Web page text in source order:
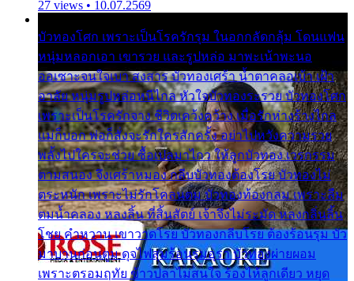
27 views • 10.07.2569
บัวทองโศก เพราะเป็นโรครักรุม ในอกกลัดกลุ้ม โดนแฟน
หนุ่มหลอกเอา เขารวย และรูปหล่อ มาพะเน้าพะนอ
ออเซาะจนใจเบา สงสาร บัวทองเศร้า น้ำตาคลอเบ้า เฝ้า
อาลัย หนุ่มรูปหล่อหนีไกล หัวใจบัวทองระรวย บัวทองโศก
เพราะเป็นโรครักจาง ชีวิตเคว้งคว้าง เมื่อรักห่างร้างไกล
แม่ก็บอก พ่อก็สั่งจะรักใครสักครั้ง อย่าไปหวังความรวย
พลั้งไปใครจะช่วย ซื้อเปลมาไกว ให้ลูกบัวทอง เวรกรรม
ตามสนอง จึงเศร้าหมอง กลีบบัวทองต้องโรย บัวทองไม่
ตระหนัก เพราะไม่รักโคลนตม บัวทองท้องกลม เพราะลืม
ตมน้ำคลอง หลงลิ้น ที่สิ้นสัตย์ เจ้าจึงไม่ระมัด หลงกลิ่นลิ้น
โชย คำหวาน เขาวาดโรย บัวทองกลีบโรย ต้องร้อนรุม บัว
มาบานก่อนตูม ดุจไฟสุมร้อนรุมอุรา บัวทองผ่ายผอม
เพราะตรอมฤทัย ข้าวปลาไม่สนใจ ร้องไห้ลูกเดียว หยุด